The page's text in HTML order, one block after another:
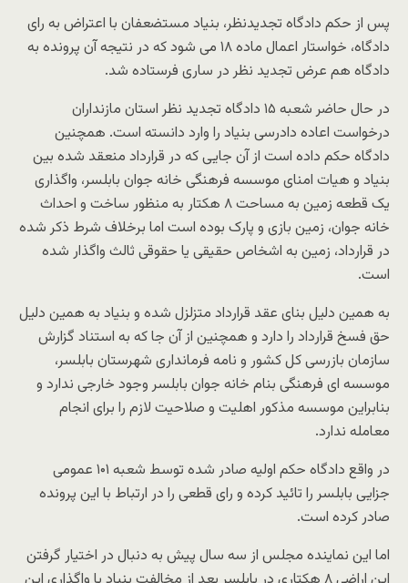
پس از حکم دادگاه تجدیدنظر، بنیاد مستضعفان با اعتراض به رای
دادگاه، خواستار اعمال ماده ۱۸ می شود که در نتیجه آن پرونده به
دادگاه هم عرض تجدید نظر در ساری فرستاده شد.
در حال حاضر شعبه ۱۵ دادگاه تجدید نظر استان مازنداران
درخواست اعاده دادرسی بنیاد را وارد دانسته است. همچنین
دادگاه حکم داده است از آن جایی که در قرارداد منعقد شده بین
بنیاد و هیات امنای موسسه فرهنگی خانه جوان بابلسر، واگذاری
یک قطعه زمین به مساحت ۸ هکتار به منظور ساخت و احداث
خانه جوان، زمین بازی و پارک بوده است اما برخلاف شرط ذکر شده
در قرارداد، زمین به اشخاص حقیقی یا حقوقی ثالث واگذار شده
است.
به همین دلیل بنای عقد قرارداد متزلزل شده و بنیاد به همین دلیل
حق فسخ قرارداد را دارد و همچنین از آن جا که به استناد گزارش
سازمان بازرسی کل کشور و نامه فرمانداری شهرستان بابلسر،
موسسه ای فرهنگی بنام خانه جوان بابلسر وجود خارجی ندارد و
بنابراین موسسه مذکور اهلیت و صلاحیت لازم را برای انجام
معامله ندارد.
در واقع دادگاه حکم اولیه صادر شده توسط شعبه ۱۰۱ عمومی
جزایی بابلسر را تائید کرده و رای قطعی را در ارتباط با این پرونده
صادر کرده است.
اما این نماینده مجلس از سه سال پیش به دنبال در اختیار گرفتن